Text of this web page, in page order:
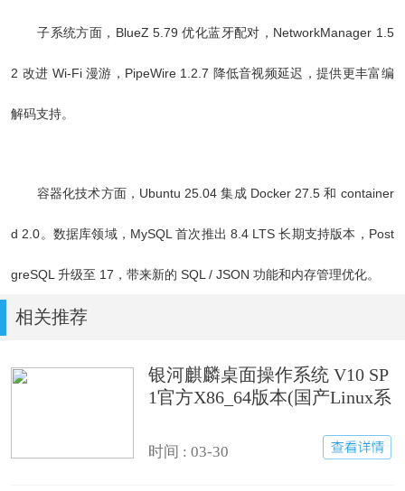
子系统方面，BlueZ 5.79 优化蓝牙配对，NetworkManager 1.5
2 改进 Wi-Fi 漫游，PipeWire 1.2.7 降低音视频延迟，提供更丰富编
解码支持。
容器化技术方面，Ubuntu 25.04 集成 Docker 27.5 和 container
d 2.0。数据库领域，MySQL 首次推出 8.4 LTS 长期支持版本，Post
greSQL 升级至 17，带来新的 SQL / JSON 功能和内存管理优化。
相关推荐
银河麒麟桌面操作系统 V10 SP
1官方X86_64版本(国产Linux系
时间 : 03-30